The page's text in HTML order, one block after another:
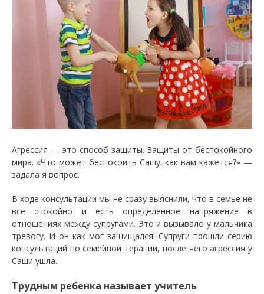
Агрессия — это способ защиты. Защиты от беспокойного
мира. «Что может беспокоить Сашу, как вам кажется?» —
задала я вопрос.
В ходе консультации мы не сразу выяснили, что в семье не
все спокойно и есть определенное напряжение в
отношениях между супругами. Это и вызывало у мальчика
тревогу. И он как мог защищался! Супруги прошли серию
консультаций по семейной терапии, после чего агрессия у
Саши ушла.
Трудным ребенка называет учитель